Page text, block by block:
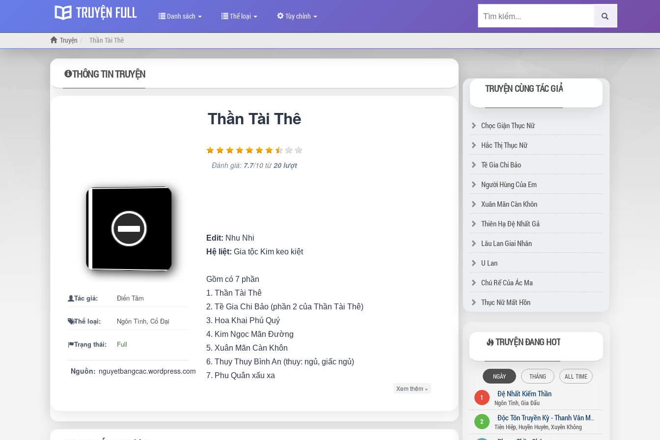
Danh sách Thể loại Tùy chỉnh
Truyện Thần Tài Thê
THÔNG TIN TRUYỆN
Thần Tài Thê
Đánh giá: 7.7/10 từ20 lượt
Tác giả: Điển Tâm
Thể loại: Ngôn Tình, Cổ Đại
Nguồn: nguyetbangcac.wordpress.com
Trạng thái: Full
Edit: Nhu Nhi
Hệ liệt: Gia tộc Kim keo kiệt
Gồm có 7 phần
1. Thần Tài Thê
2. Tề Gia Chi Bảo (phần 2 của Thần Tài Thê)
3. Hoa Khai Phú Quý
4. Kim Ngọc Mãn Đường
5. Xuân Mãn Càn Khôn
6. Thụy Thụy Bình An (thụy: ngủ, giấc ngủ)
7. Phu Quân xấu xa
Ai ai trong phủ cũng hết mực kính nàng, người người đều quý
Xem thêm »
TRUYỆN CÙNG TÁC GIẢ
Chọc Giận Thục Nữ
Hắc Thị Thục Nữ
Tề Gia Chi Bảo
Người Hùng Của Em
Xuân Mãn Càn Khôn
Thiên Hạ Đệ Nhất Gả
Lâu Lan Giai Nhân
U Lan
Chú Rể Của Ác Ma
Thục Nữ Mất Hồn
TRUYỆN ĐANG HOT
NGÀY THÁNG ALL TIME
1 Đệ Nhất Kiếm Thần
Ngôn Tình, Gia Đấu
2
Độc Tôn Truyền Kỳ - Thanh Vân Môn
Tiên Hiệp, Huyền Huyễn, Xuyên Không